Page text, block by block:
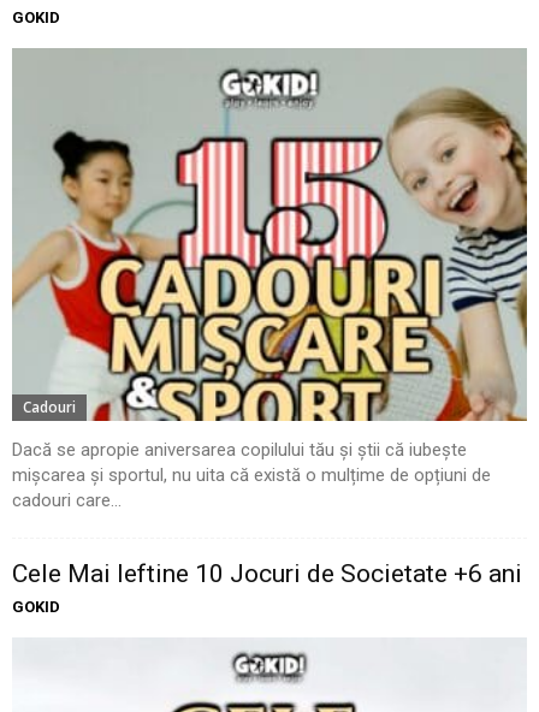
GOKID
Cadouri
Dacă se apropie aniversarea copilului tău și știi că iubește
mișcarea și sportul, nu uita că există o mulțime de opțiuni de
cadouri care...
Cele Mai Ieftine 10 Jocuri de Societate +6 ani
GOKID